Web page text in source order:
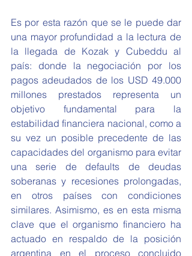
Es por esta razón que se le puede dar
una mayor profundidad a la lectura de
la llegada de Kozak y Cubeddu al
país: donde la negociación por los
pagos adeudados de los USD 49.000
millones prestados representa un
objetivo fundamental para la
estabilidad financiera nacional, como a
su vez un posible precedente de las
capacidades del organismo para evitar
una serie de defaults de deudas
soberanas y recesiones prolongadas,
en otros países con condiciones
similares. Asimismo, es en esta misma
clave que el organismo financiero ha
actuado en respaldo de la posición
argentina en el proceso concluido